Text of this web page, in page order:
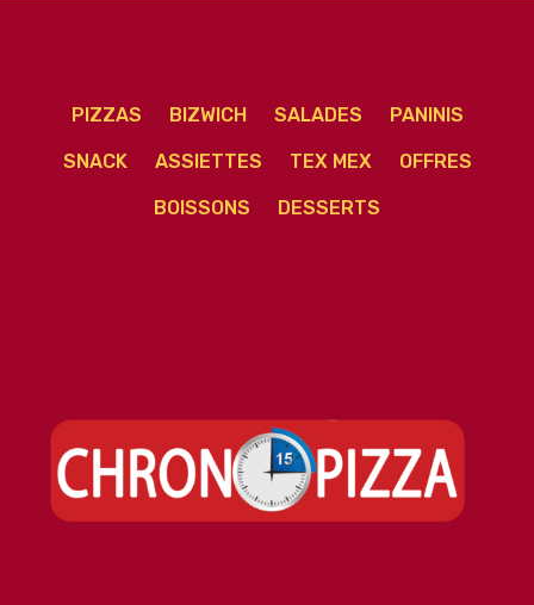
PIZZAS BIZWICH SALADES PANINIS
SNACK ASSIETTES TEX MEX OFFRES
BOISSONS DESSERTS